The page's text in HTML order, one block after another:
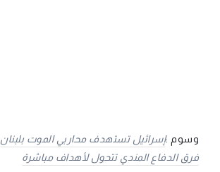
وسوم :إسرائيل تستهدف محاربي الموت بلبنان
فرق الدفاع المندي تتحول لأهداف مباشرة